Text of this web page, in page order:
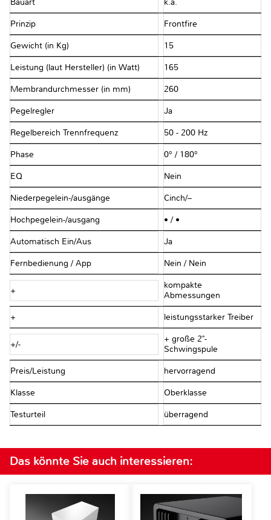
Bauart k.a.
Prinzip Frontfire
Gewicht (in Kg) 15
Leistung (laut Hersteller) (in Watt) 165
Membrandurchmesser (in mm) 260
Pegelregler Ja
Regelbereich Trennfrequenz 50 - 200 Hz
Phase 0° / 180°
EQ Nein
Niederpegelein-/ausgänge Cinch/–
Hochpegelein-/ausgang • / •
Automatisch Ein/Aus Ja
Fernbedienung / App Nein / Nein
+
kompakte
Abmessungen
+ leistungsstarker Treiber
+/-
+ große 2"-
Schwingspule
Preis/Leistung hervorragend
Klasse Oberklasse
Testurteil überragend
Das könnte Sie auch interessieren: